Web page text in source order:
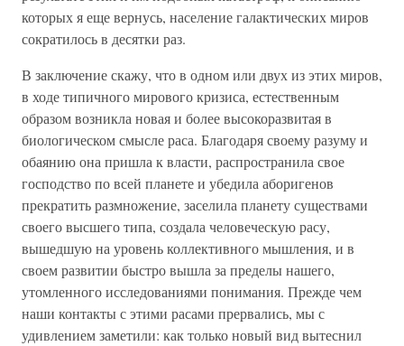
которых я еще вернусь, население галактических миров
сократилось в десятки раз.
В заключение скажу, что в одном или двух из этих миров,
в ходе типичного мирового кризиса, естественным
образом возникла новая и более высокоразвитая в
биологическом смысле раса. Благодаря своему разуму и
обаянию она пришла к власти, распространила свое
господство по всей планете и убедила аборигенов
прекратить размножение, заселила планету существами
своего высшего типа, создала человеческую расу,
вышедшую на уровень коллективного мышления, и в
своем развитии быстро вышла за пределы нашего,
утомленного исследованиями понимания. Прежде чем
наши контакты с этими расами прервались, мы с
удивлением заметили: как только новый вид вытеснил